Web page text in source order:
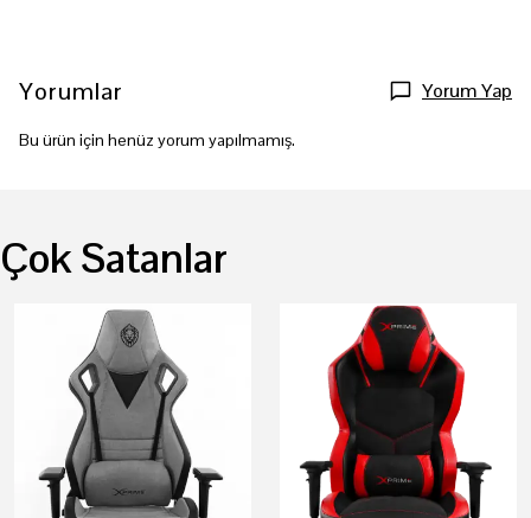
Yorumlar Yorum Yap
Bu ürün için henüz yorum yapılmamış.
Çok Satanlar